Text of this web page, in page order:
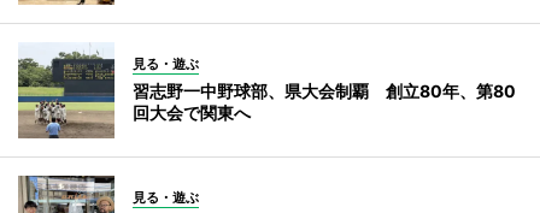
見る・遊ぶ
習志野一中野球部、県大会制覇 創立80年、第80
回大会で関東へ
見る・遊ぶ